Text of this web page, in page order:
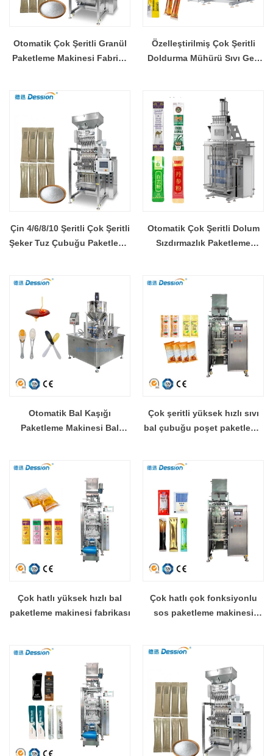
Otomatik Çok Şeritli Granül
Paketleme Makinesi Fabrika
Paketleme Üreticisi OEM
ODM
Özelleştirilmiş Çok Şeritli
Doldurma Mühürü Sıvı Geri
Çin 4/6/8/10 Şeritli Çok Şeritli
Şeker Tuz Çubuğu Paketleme
Otomatik Çok Şeritli Dolum
Sızdırmazlık Paketleme
Otomatik Bal Kaşığı
Paketleme Makinesi Bal
Çok şeritli yüksek hızlı sıvı
bal çubuğu poşet paketleme
Çok hatlı yüksek hızlı bal
paketleme makinesi fabrikası
Çok hatlı çok fonksiyonlu
sos paketleme makinesi